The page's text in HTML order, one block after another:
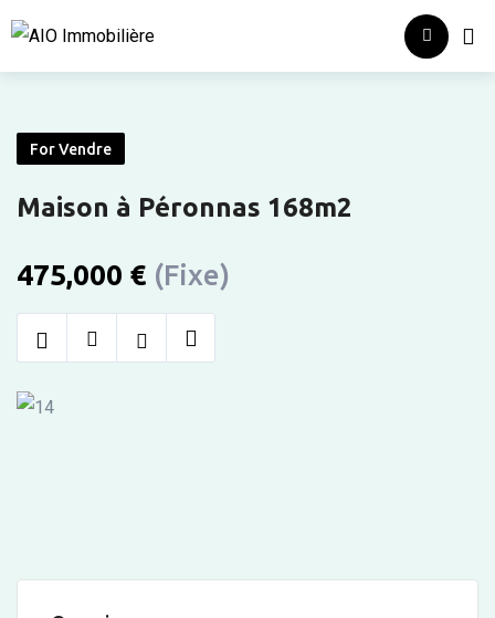
Skip
Accueil Qui
For Vendre
Maison à Péronnas 168m2
475,000 € (Fixe)